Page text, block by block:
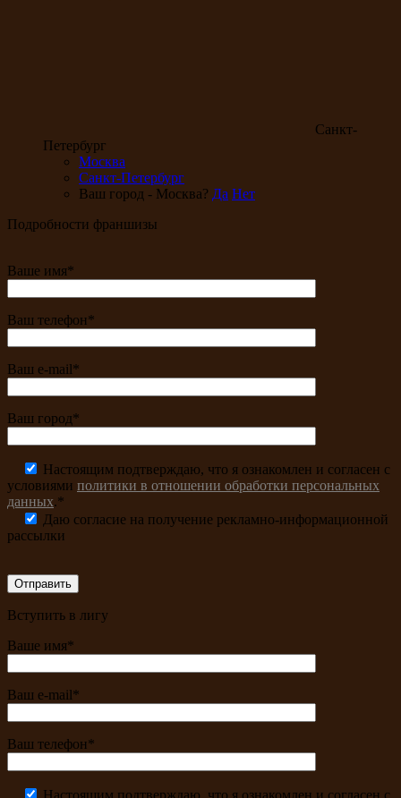
Санкт-
Петербург
Москва
Санкт-Петербург
Ваш город - Москва? Да Нет
Подробности франшизы
Ваше имя*
Ваш телефон*
Ваш e-mail*
Ваш город*
Настоящим подтверждаю, что я ознакомлен и согласен с
условиями политики в отношении обработки персональных
данных.*
Даю согласие на получение рекламно-информационной
рассылки
Вступить в лигу
Ваше имя*
Ваш e-mail*
Ваш телефон*
Настоящим подтверждаю, что я ознакомлен и согласен с